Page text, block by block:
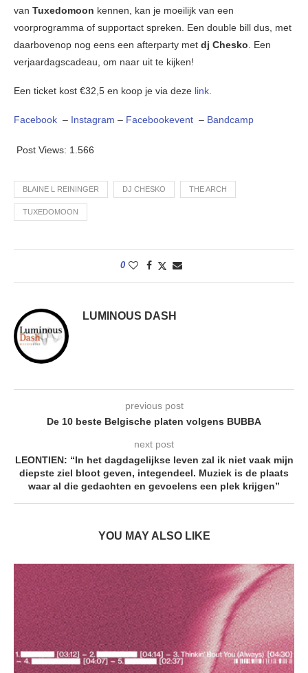
van Tuxedomoon kennen, kan je moeilijk van een
voorprogramma of supportact spreken. Een double bill dus, met
daarbovenop nog eens een afterparty met dj Chesko. Een
verjaardagscadeau, om naar uit te kijken!
Een ticket kost €32,5 en koop je via deze link.
Facebook – Instagram – Facebookevent – Bandcamp
Post Views: 1.566
BLAINE L REININGER DJ CHESKO THE ARCH
TUXEDOMOON
0
LUMINOUS DASH
previous post
De 10 beste Belgische platen volgens BUBBA
next post
LEONTIEN: “In het dagdagelijkse leven zal ik niet vaak mijn
diepste ziel bloot geven, integendeel. Muziek is de plaats
waar al die gedachten en gevoelens een plek krijgen”
YOU MAY ALSO LIKE